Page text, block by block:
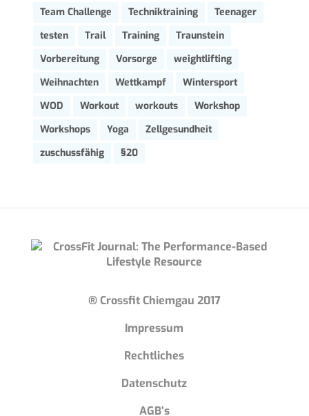
Team Challenge
Techniktraining
Teenager
testen
Trail Training
Traunstein
Vorbereitung
Vorsorge
weightlifting
Weihnachten
Wettkampf
Wintersport
WOD
Workout workouts
Workshop
Workshops
Yoga
Zellgesundheit
zuschussfähig
§20
® Crossfit Chiemgau 2017
Impressum
Rechtliches
Datenschutz
AGB’s